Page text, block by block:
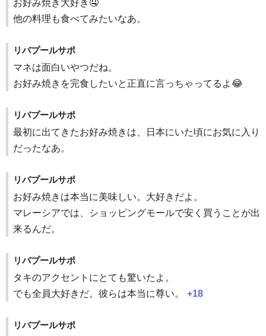
お好み焼き大好き🤤
他の料理も食べてみたいなあ。
リバプールサポ
マネは面白いやつだね。
お好み焼きを完食したいと正直に言っちゃってるよ😂
リバプールサポ
最初に出てきたお好み焼きは、日本にいた頃にお気に入り
だったなあ。
リバプールサポ
お好み焼きは本当に美味しい。大好きだよ。
マレーシアでは、ショッピングモールで安く買うことが出
来るんだ。
リバプールサポ
タキのアクセントにとても驚いたよ。
でも全員大好きだ。彼らは本当に尊い。
+18
リバプールサポ